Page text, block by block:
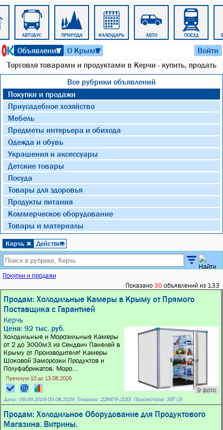
АВТОБУС ПРИРОДА КАЛЕНДАРЬ АВТО ПОЕЗД
Объявления
▼ О Крыме
▼ Войти
Торговля товарами и продуктами в Керчи - купить, продать
Все рубрики объявлений
Покупки и продажи
Приусадебное хозяйство
Мебель
Предметы интерьера и обихода
Одежда и обувь
Украшения и аксессуары
Детские товары
Посуда
Товары для здоровья
Продукты питания
Коммерческое оборудование
Товары и материалы
Керчь ✖ Действие
▼
Покупки и продажи
Показано 30 объявлений из 133
Продам: Холодильные Камеры в Крыму от Прямого
Поставщика с Гарантией
Керчь
9 фото
Цена: 92 тыс. руб.
Холодильные и Морозильные Камеры
от 2 до 3000м3 из Сендвич Панелей в
Крыму от Производителя! Камеры
Шоковой Заморозки Продуктов и
Полуфабрикатов. Моро...
Премиум-10 до 13.08.2026
Даты: 09.09.2024-03.08.2026 Показов: 228479 (220) Просмотров: 397 (3)
Продам: Холодильное Оборудование для Продуктового
Магазина. Витрины.